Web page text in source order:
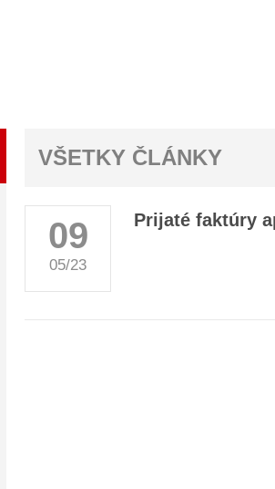
VŠETKY ČLÁNKY
09
05/23
Prijaté faktúry